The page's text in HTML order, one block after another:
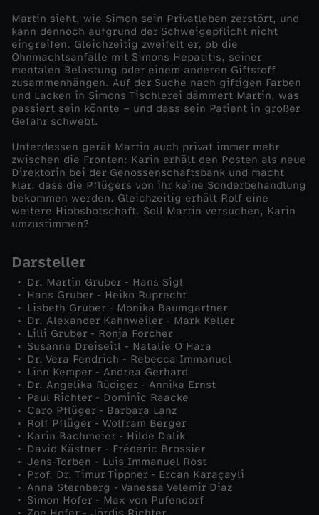
e
n
(
2
)
Martin sieht, wie Simon sein Privatleben zerstört, und
kann dennoch aufgrund der Schweigepflicht nicht
eingreifen. Gleichzeitig zweifelt er, ob die
Ohnmachtsanfälle mit Simons Hepatitis, seiner
mentalen Belastung oder einem anderen Giftstoff
zusammenhängen. Auf der Suche nach giftigen Farben
und Lacken in Simons Tischlerei dämmert Martin, was
passiert sein könnte – und dass sein Patient in großer
Gefahr schwebt.
Unterdessen gerät Martin auch privat immer mehr
zwischen die Fronten: Karin erhält den Posten als neue
Direktorin bei der Genossenschaftsbank und macht
klar, dass die Pflügers von ihr keine Sonderbehandlung
bekommen werden. Gleichzeitig erhält Rolf eine
weitere Hiobsbotschaft. Soll Martin versuchen, Karin
umzustimmen?
Darsteller
Dr. Martin Gruber - Hans Sigl
Hans Gruber - Heiko Ruprecht
Lisbeth Gruber - Monika Baumgartner
Dr. Alexander Kahnweiler - Mark Keller
Lilli Gruber - Ronja Forcher
Susanne Dreiseitl - Natalie O'Hara
Dr. Vera Fendrich - Rebecca Immanuel
Linn Kemper - Andrea Gerhard
Dr. Angelika Rüdiger - Annika Ernst
Paul Richter - Dominic Raacke
Caro Pflüger - Barbara Lanz
Rolf Pflüger - Wolfram Berger
Karin Bachmeier - Hilde Dalik
David Kästner - Frédéric Brossier
Jens-Torben - Luis Immanuel Rost
Prof. Dr. Timur Tippner - Ercan Karaçayli
Anna Sternberg - Vanessa Velemir Diaz
Simon Hofer - Max von Pufendorf